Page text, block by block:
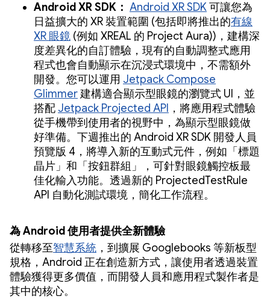
Android XR SDK： Android XR SDK可讓您為
日益擴大的 XR 裝置範圍 (包括即將推出的有線
XR 眼鏡 (例如 XREAL 的 Project Aura))，建構深
度差異化的自訂體驗，現有的自動調整式應用
程式也會自動顯示在沉浸式環境中，不需額外
開發。您可以運用 Jetpack Compose
Glimmer建構適合顯示型眼鏡的瀏覽式 UI，並
搭配 Jetpack Projected API ，將應用程式體驗
從手機帶到使用者的視野中，為顯示型眼鏡做
好準備。下週推出的 Android XR SDK 開發人員
預覽版 4，將導入新的互動式元件，例如「標題
晶片」和「按鈕群組」，可針對眼鏡觸控板最
佳化輸入功能。透過新的 ProjectedTestRule
API 自動化測試環境，簡化工作流程。
為 Android 使用者提供全新體驗
從轉移至智慧系統 ，到擴展 Googlebooks 等新板型
規格，Android 正在創造新方式，讓使用者透過裝置
體驗獲得更多價值，而開發人員和應用程式製作者是
其中的核心。